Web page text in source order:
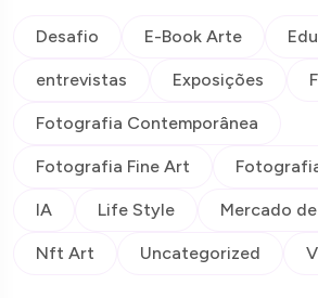
Desafio E-Book Arte
entrevistas Exposições
Fotografia Contemporânea
Fotografia Fine Art
IA Life Style Mercado
Nft Art Uncategorized